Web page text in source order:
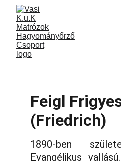
Feigl
(Friedrich)
1890-ben
Evangélikus